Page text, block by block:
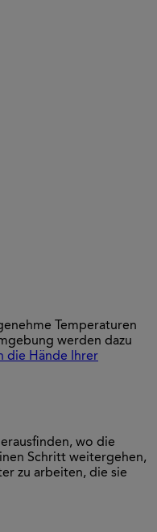
Temperaturen
werden dazu
die Hände Ihrer
wo die
Schritt weitergehen,
zu arbeiten, die sie